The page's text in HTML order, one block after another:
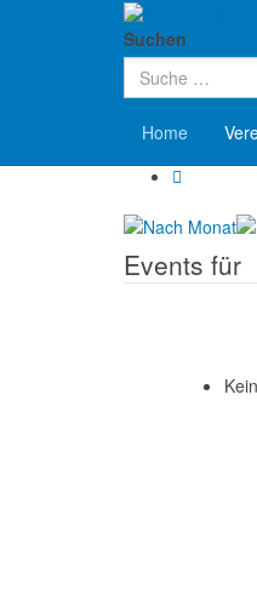
Suchen
Home
Aktuelle Seite:
Events für